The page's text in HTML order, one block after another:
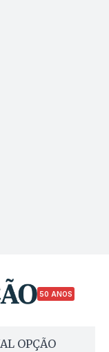
50 ANOS
OPÇÃO